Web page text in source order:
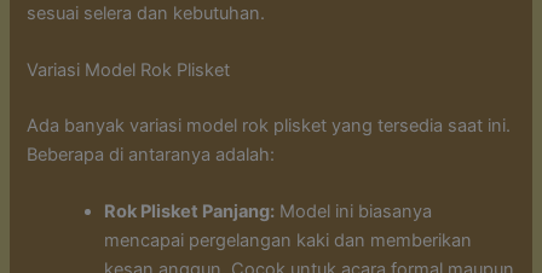
sesuai selera dan kebutuhan.
Variasi Model Rok Plisket
Ada banyak variasi model rok plisket yang tersedia saat ini.
Beberapa di antaranya adalah:
Rok Plisket Panjang: Model ini biasanya
mencapai pergelangan kaki dan memberikan